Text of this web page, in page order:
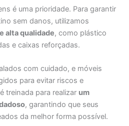
é uma prioridade. Para garantir
sem danos, utilizamos
alta qualidade, como plástico
e caixas reforçadas.
com cuidado, e móveis
para evitar riscos e
treinada para realizar um
, garantindo que seus
da melhor forma possível.